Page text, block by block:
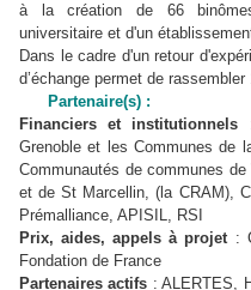
à la création de 66
universitaire et d'un
Dans le cadre d'un retour
d’échange permet de
Partenaire(s) :
Financiers et institutionnels
Grenoble et les Communes de
Communautés de communes
et de St Marcellin, (la CRAM),
Prémalliance, APISIL, RSI
Prix, aides, appels à projet:
Fondation de France
Partenaires actifs : ALERTES,